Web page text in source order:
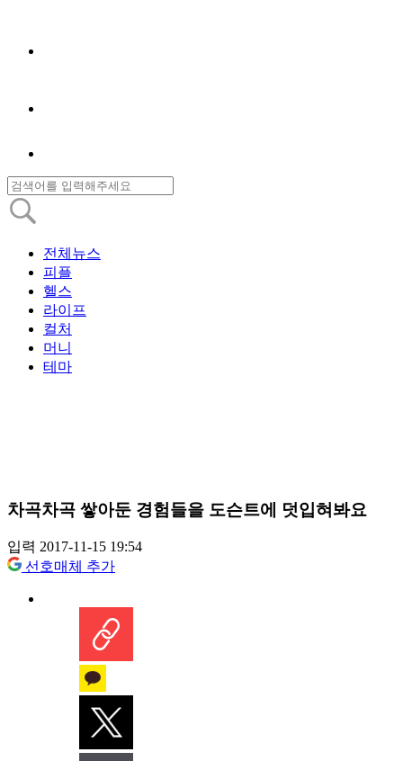
전체뉴스
피플
헬스
라이프
컬처
머니
테마
차곡차곡 쌓아둔 경험들을 도슨트에 덧입혀봐요
입력 2017-11-15 19:54
선호매체 추가